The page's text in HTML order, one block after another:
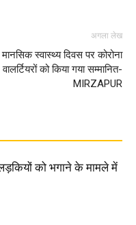
अगला लेख
मानसिक स्वास्थ्य दिवस पर कोरोना
वालर्टियरों को किया गया सम्मानित-
MIRZAPUR
लड़कियों को भगाने के मामले में